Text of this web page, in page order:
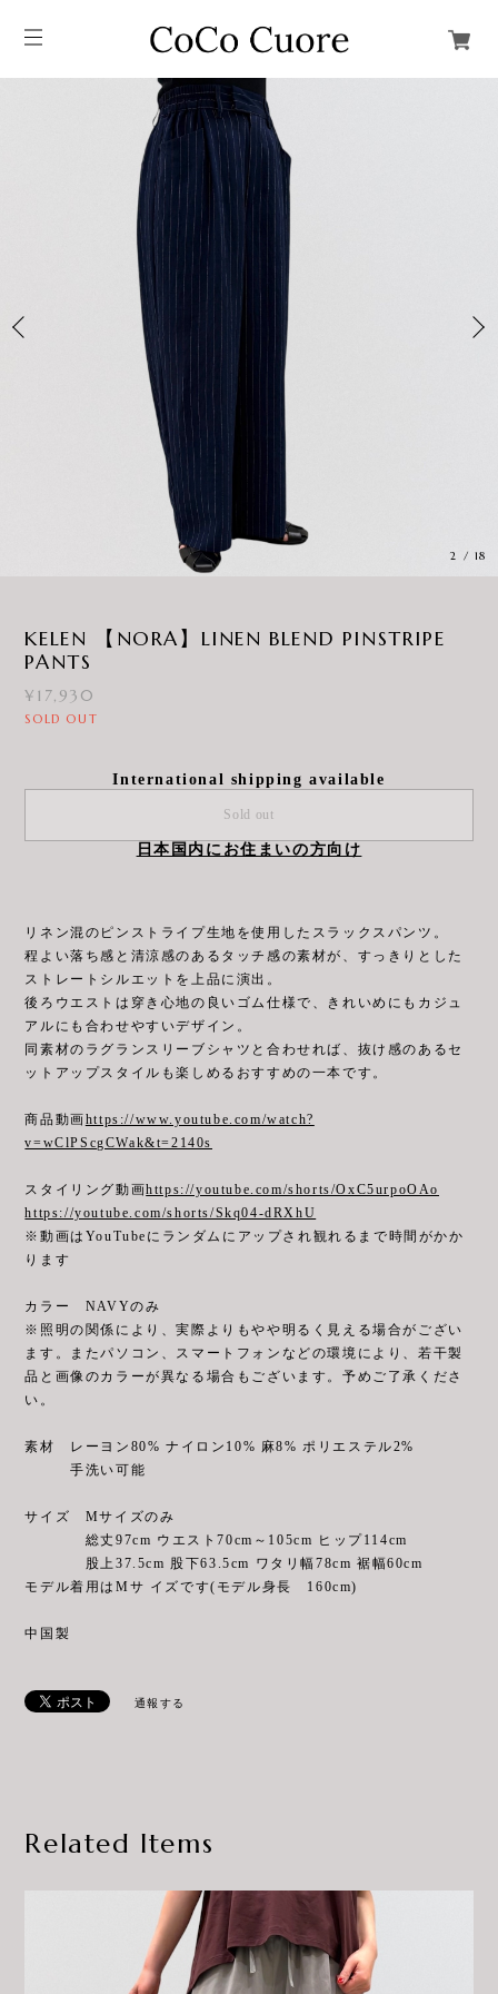
3 / 18
KELEN 【NORA】LINEN BLEND PINSTRIPE
PANTS
¥17,930
SOLD OUT
International shipping available
Sold out
日本国内にお住まいの方向け
リネン混のピンストライプ生地を使用したスラックスパンツ。
程よい落ち感と清涼感のあるタッチ感の素材が、すっきりとした
ストレートシルエットを上品に演出。
後ろウエストは穿き心地の良いゴム仕様で、きれいめにもカジュ
アルにも合わせやすいデザイン。
同素材のラグランスリーブシャツと合わせれば、抜け感のあるセ
ットアップスタイルも楽しめるおすすめの一本です。
商品動画https://www.youtube.com/watch?
v=wClPScgCWak&t=2140s
スタイリング動画https://youtube.com/shorts/OxC5urpoOAo
https://youtube.com/shorts/Skq04-dRXhU
※動画はYouTubeにランダムにアップされ観れるまで時間がかか
ります
カラー NAVYのみ
※照明の関係により、実際よりもやや明るく見える場合がござい
ます。またパソコン、スマートフォンなどの環境により、若干製
品と画像のカラーが異なる場合もございます。予めご了承くださ
い。
素材 レーヨン80% ナイロン10% 麻8% ポリエステル2%
手洗い可能
サイズ Mサイズのみ
総丈97cm ウエスト70cm～105cm ヒップ114cm
股上37.5cm 股下63.5cm ワタリ幅78cm 裾幅60cm
モデル着用はMサ イズです(モデル身長 160cm)
中国製
通報する
Related Items